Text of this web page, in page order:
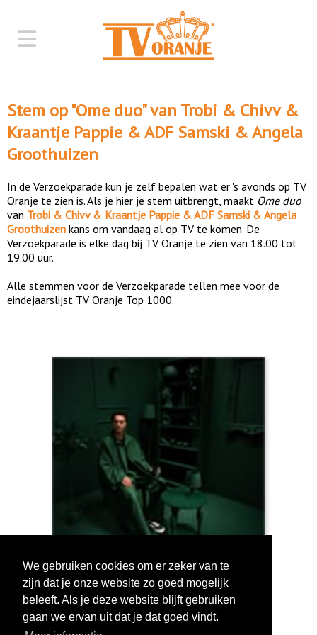
Stem op "Ome duo" van Trobi & Chivv &
Kraantje Pappie & ADF Samski & Angela
Groothuizen
In de Verzoekparade kun je zelf bepalen wat er 's avonds op TV
Oranje te zien is. Als je hier je stem uitbrengt, maakt Ome duo
van Trobi & Chivv & Kraantje Pappie & ADF Samski & Angela
Groothuizen kans om vandaag al op TV te komen. De
Verzoekparade is elke dag bij TV Oranje te zien van 18.00 tot
19.00 uur.
Alle stemmen voor de Verzoekparade tellen mee voor de
eindejaarslijst TV Oranje Top 1000.
Log in om te stemmen!
We gebruiken cookies om er zeker van te
zijn dat je onze website zo goed mogelijk
beleeft. Als je deze website blijft gebruiken
gaan we ervan uit dat je dat goed vindt.